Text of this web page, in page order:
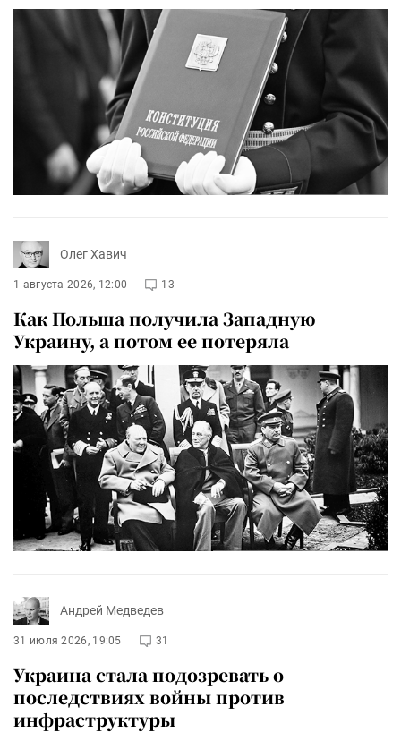
Олег Хавич
1 августа 2026, 12:00 13
Как Польша получила Западную
Украину, а потом ее потеряла
Андрей Медведев
31 июля 2026, 19:05 31
Украина стала подозревать о
последствиях войны против
инфраструктуры